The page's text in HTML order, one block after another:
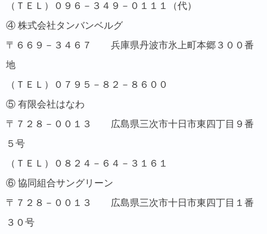
（ＴＥＬ）０９６－３４９－０１１１（代）
④ 株式会社タンバンベルグ
〒６６９－３４６７ 兵庫県丹波市氷上町本郷３００番
地
（ＴＥＬ）０７９５－８２－８６００
⑤ 有限会社はなわ
〒７２８－００１３ 広島県三次市十日市東四丁目９番
５号
（ＴＥＬ）０８２４－６４－３１６１
⑥ 協同組合サングリーン
〒７２８－００１３ 広島県三次市十日市東四丁目１番
３０号